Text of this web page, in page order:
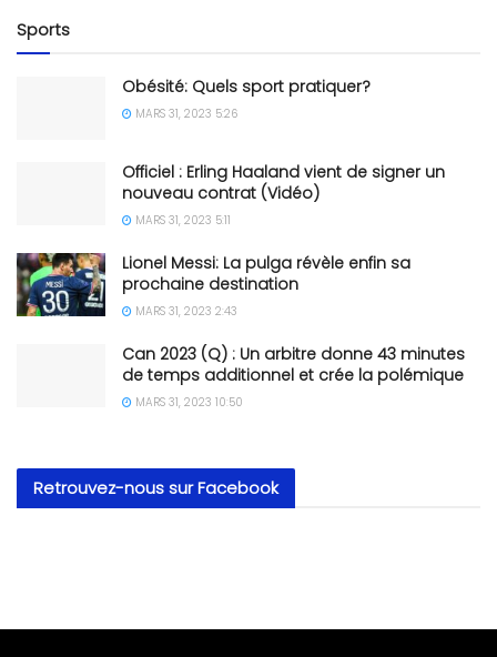
Sports
Obésité: Quels sport pratiquer?
MARS 31, 2023 5:26
Officiel : Erling Haaland vient de signer un
nouveau contrat (Vidéo)
MARS 31, 2023 5:11
Lionel Messi: La pulga révèle enfin sa
prochaine destination
MARS 31, 2023 2:43
Can 2023 (Q) : Un arbitre donne 43 minutes
de temps additionnel et crée la polémique
MARS 31, 2023 10:50
Retrouvez-nous sur Facebook